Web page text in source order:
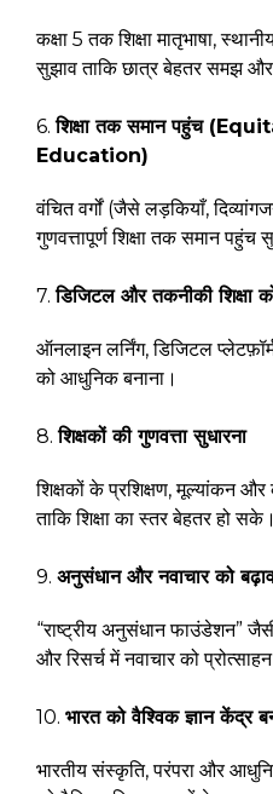
कक्षा 5 तक शिक्षा मातृभाषा,
सुझाव ताकि छात्र बेहतर समझ
6.शिक्षा तक समान पहुंच
Education)
वंचित वर्गों (जैसे लड़कियाँ,
गुणवत्तापूर्ण शिक्षा तक समान पहुंच
7.डिजिटल और तकनीकी शिक्षा
ऑनलाइन लर्निंग, डिजिटल
को आधुनिक बनाना।
8.शिक्षकों की गुणवत्ता सुधारना
शिक्षकों के प्रशिक्षण, मूल्यांकन और
ताकि शिक्षा का स्तर बेहतर हो सके।
9. अनुसंधान और नवाचार को
“राष्ट्रीय अनुसंधान फाउंडेशन”
और रिसर्च में नवाचार को
10. भारत को वैश्विक ज्ञान केंद्र
भारतीय संस्कृति, परंपरा और